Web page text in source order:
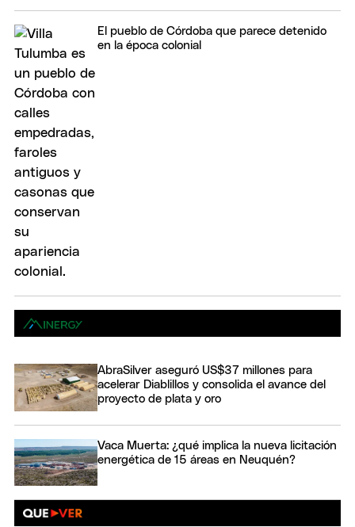
El pueblo de Córdoba que parece detenido
en la época colonial
AbraSilver aseguró US$37 millones para
acelerar Diablillos y consolida el avance del
proyecto de plata y oro
Vaca Muerta: ¿qué implica la nueva licitación
energética de 15 áreas en Neuquén?